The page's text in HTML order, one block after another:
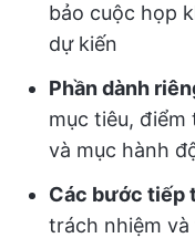
bảo cuộc họp
dự kiến
Phần dành
mục tiêu, điểm
và mục hành
Các bước tiếp
trách nhiệm